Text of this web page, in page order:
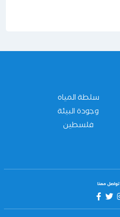
سلطة المياه
وجودة البيئة
فلسطين
تواصل معنا